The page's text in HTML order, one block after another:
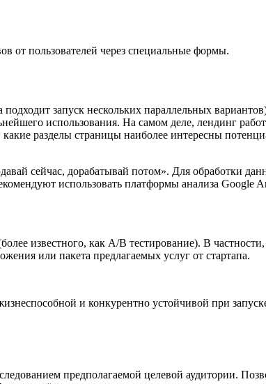
от пользователей через специальные формы.
запуск нескольких параллельных
использования. На самом деле, лендинг
разделы страницы наиболее интересны
сейчас, дорабатывай потом». Для обработки
использовать платформы анализа Google
известного, как A/B тестирование). В
или пакета предлагаемых услуг от стартапа.
и конкурентно устойчивой при
предполагаемой целевой аудитории.